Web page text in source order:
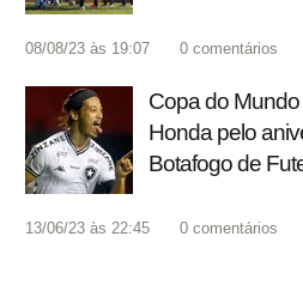
08/08/23 às 19:07 0 comentários
Copa do
Honda pelo
Botafogo de
13/06/23 às 22:45 0 comentários